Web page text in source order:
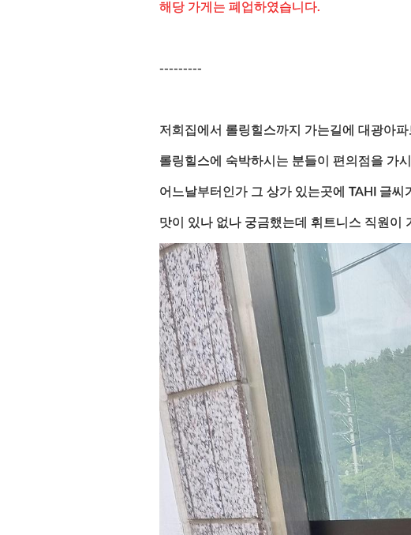
해당 가게는 폐업하였습니다.
---------
저희집에서 롤링힐스까지 가는길에 대광아
롤링힐스에 숙박하시는 분들이 편의점을 가
어느날부터인가 그 상가 있는곳에 TAHI 글
맛이 있나 없나 궁금했는데 휘트니스 직원이